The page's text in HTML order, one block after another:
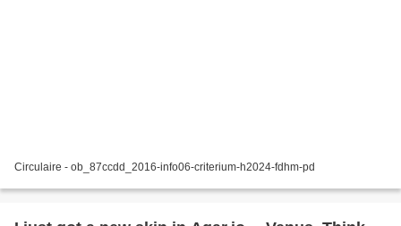
Circulaire - ob_87ccdd_2016-info06-criterium-h2024-fdhm-pd